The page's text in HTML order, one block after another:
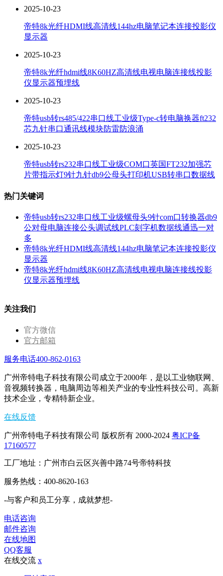
2025-10-23
帝特8k光纤HDMI线高清线144hz电脑笔记本连接投影仪
显示器
2025-10-23
帝特8k光纤hdmi线8K60HZ高清线电视电脑连接线投影
仪显示器预埋线
2025-10-23
帝特usb转rs485/422串口线工业级Type-c转电脑换器ft232
芯九针串口通讯线模块防雷防浪涌
2025-10-23
帝特usb转rs232串口线工业级COM口英国FT232加强芯
片带指示灯9针九针db9公母头打印机USB转串口数据线
热门关键词
帝特usb转rs232串口线工业级螺母头9针com口转换器db9
公对母电脑连接公头调试线PLC刻字机数据线通迅一对
多
帝特8k光纤HDMI线高清线144hz电脑笔记本连接投影仪
显示器
帝特8k光纤hdmi线8K60HZ高清线电视电脑连接线投影
仪显示器预埋线
关注我们
官方微信
官方邮箱
服务电话400-862-0163
广州帝特电子科技有限公司成立于2000年，是以工业物联网、
音视频转换器，电脑周边等相关产业的专业性科技公司。高新
技术企业，专精特新企业。
在线反馈
广州帝特电子科技有限公司 版权所有 2000-2024 粤ICP备
17160577
工厂地址：广州市白云区兴善中路74号帝特科技
服务热线：400-8620-163
-与客户和员工分享，成就梦想-
电话咨询
邮件咨询
在线地图
QQ客服
在线交流 x